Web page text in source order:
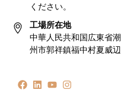
ください。
工場所在地
中華人民共和国広東省潮
州市郭祥鎮福中村夏威辺